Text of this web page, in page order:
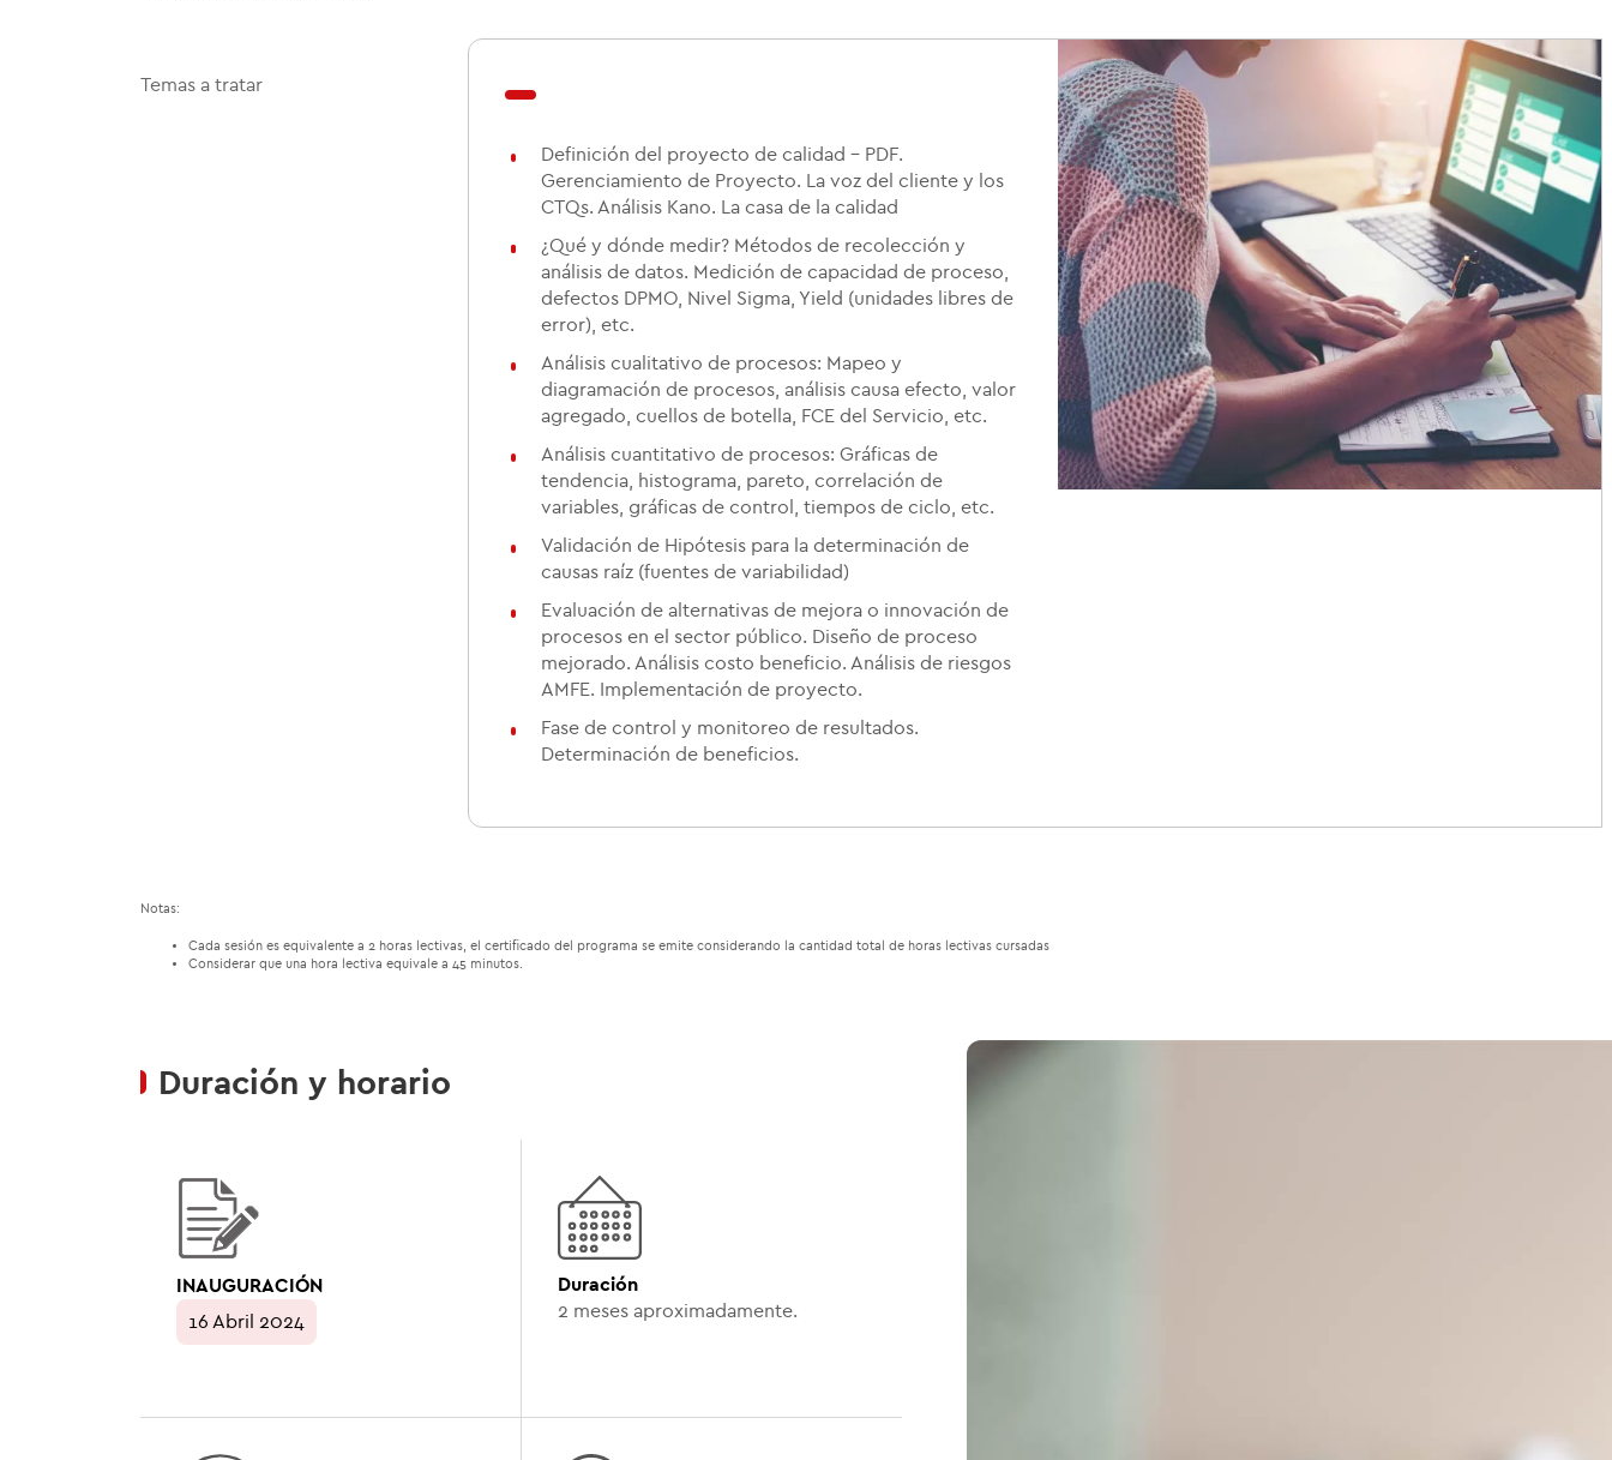
Temas a tratar
Definición del proyecto de calidad – PDF.
Gerenciamiento de Proyecto. La voz del cliente y los
CTQs. Análisis Kano. La casa de la calidad
¿Qué y dónde medir? Métodos de recolección y
análisis de datos. Medición de capacidad de proceso,
defectos DPMO, Nivel Sigma, Yield (unidades libres de
error), etc.
Análisis cualitativo de procesos: Mapeo y
diagramación de procesos, análisis causa efecto, valor
agregado, cuellos de botella, FCE del Servicio, etc.
Análisis cuantitativo de procesos: Gráficas de
tendencia, histograma, pareto, correlación de
variables, gráficas de control, tiempos de ciclo, etc.
Validación de Hipótesis para la determinación de
causas raíz (fuentes de variabilidad)
Evaluación de alternativas de mejora o innovación de
procesos en el sector público. Diseño de proceso
mejorado. Análisis costo beneficio. Análisis de riesgos
AMFE. Implementación de proyecto.
Fase de control y monitoreo de resultados.
Determinación de beneficios.
Notas:
Cada sesión es equivalente a 2 horas lectivas, el certificado del programa se emite considerando la cantidad total de horas lectivas cursadas
Considerar que una hora lectiva equivale a 45 minutos.
Duración y horario
INAUGURACIÓN
16 Abril 2024
Duración
2 meses aproximadamente.